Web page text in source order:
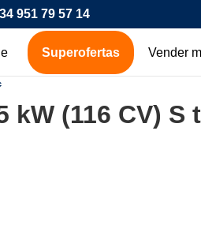
951 79 57 14
de ocasión
Superofertas Vender
kW (116 CV) S